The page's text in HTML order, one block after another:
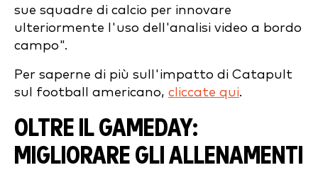
sue squadre di calcio per innovare
ulteriormente l'uso dell'analisi video a bordo
campo".
Per saperne di più sull'impatto di Catapult
sul football americano, cliccate qui.
OLTRE IL GAMEDAY:
MIGLIORARE GLI ALLENAMENTI